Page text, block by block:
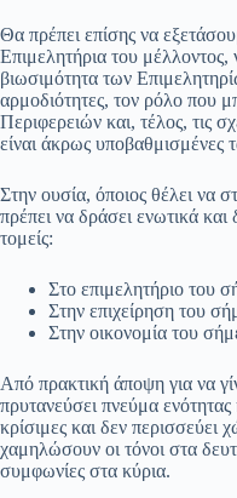
Θα πρέπει επίσης να
Επιμελητήρια του
βιωσιμότητα των
αρμοδιότητες, τον ρόλο που
Περιφερειών και, τέλος, τις
είναι άκρως υποβαθμισμένες
Στην ουσία, όποιος θέλει να
πρέπει να δράσει ενωτικά και
τομείς:
Στο επιμελητήριο του
Στην επιχείρηση του
Στην οικονομία του
Από πρακτική άποψη για να
πρυτανεύσει πνεύμα ενότητας
κρίσιμες και δεν περισσεύει
χαμηλώσουν οι τόνοι στα
συμφωνίες στα κύρια.